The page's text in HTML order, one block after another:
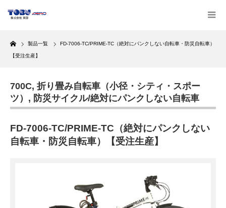
Home
製品一覧 FD-7006-TC/PRIME-TC（絶対にパンクしない自転車・防災自転車）
【受注生産】
700C, 折り畳み自転車（小径・シティ・スポー
ツ） , 防災サイクル/絶対にパンクしない自転車
FD-7006-TC/PRIME-TC（絶対にパンクしない
自転車・防災自転車）【受注生産】